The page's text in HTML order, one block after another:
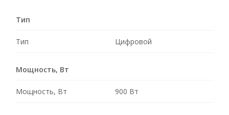
Тип
Тип Цифровой
Мощность, Вт
Мощность, Вт 900 Вт